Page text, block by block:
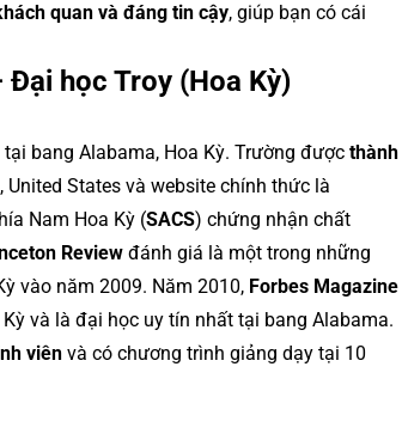
quan và đáng tin cậy, giúp bạn có cái
học Troy (Hoa Kỳ)
tại bang Alabama, Hoa Kỳ. Trường được thành
United States và website chính thức là
Nam Hoa Kỳ (SACS) chứng nhận chất
Review đánh giá là một trong những
vào năm 2009. Năm 2010, Forbes Magazine
và là đại học uy tín nhất tại bang Alabama.
viên và có chương trình giảng dạy tại 10